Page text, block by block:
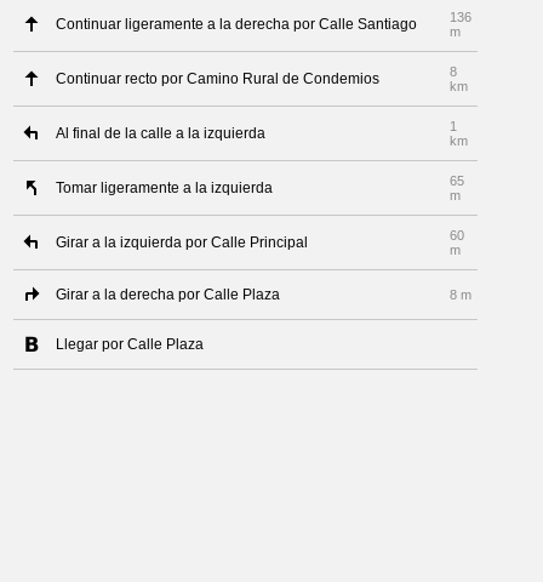
Continuar ligeramente a la derecha por Calle Santiago
136
m
Continuar recto por Camino Rural de Condemios
8
km
Al final de la calle a la izquierda
1
km
Tomar ligeramente a la izquierda
65
m
Girar a la izquierda por Calle Principal
60
m
Girar a la derecha por Calle Plaza 8 m
Llegar por Calle Plaza